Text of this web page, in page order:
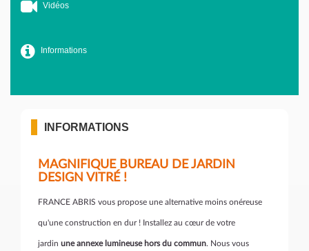
Vidéos
Informations
INFORMATIONS
MAGNIFIQUE BUREAU DE JARDIN
DESIGN VITRÉ !
FRANCE ABRIS vous propose une alternative moins onéreuse
qu'une construction en dur ! Installez au cœur de votre
jardin une annexe lumineuse hors du commun. Nous vous